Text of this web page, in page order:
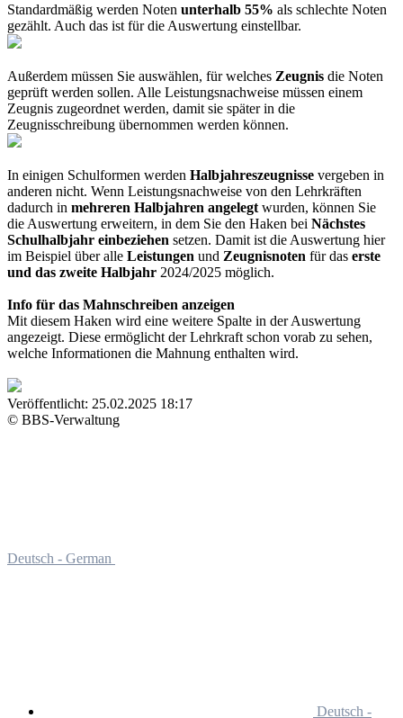
Standardmäßig werden Noten unterhalb 55% als schlechte Noten
gezählt. Auch das ist für die Auswertung einstellbar.
Außerdem müssen Sie auswählen, für welches Zeugnis die Noten
geprüft werden sollen. Alle Leistungsnachweise müssen einem
Zeugnis zugeordnet werden, damit sie später in die
Zeugnisschreibung übernommen werden können.
In einigen Schulformen werden Halbjahreszeugnisse vergeben in
anderen nicht. Wenn Leistungsnachweise von den Lehrkräften
dadurch in mehreren Halbjahren angelegt wurden, können Sie
die Auswertung erweitern, in dem Sie den Haken bei Nächstes
Schulhalbjahr einbeziehen setzen. Damit ist die Auswertung hier
im Beispiel über alle Leistungen und Zeugnisnoten für das erste
und das zweite Halbjahr 2024/2025 möglich.
Info für das Mahnschreiben anzeigen
Mit diesem Haken wird eine weitere Spalte in der Auswertung
angezeigt. Diese ermöglicht der Lehrkraft schon vorab zu sehen,
welche Informationen die Mahnung enthalten wird.
Veröffentlicht: 25.02.2025 18:17
© BBS-Verwaltung
Deutsch - German
Deutsch -